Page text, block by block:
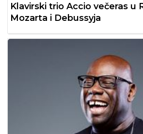
Klavirski trio Accio večeras u
Mozarta i Debussyja